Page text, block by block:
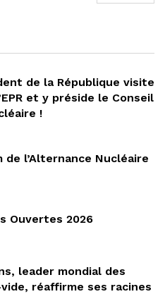
de la République visite
et y préside le Conseil
!
de l’Alternance Nucléaire
Ouvertes 2026
leader mondial des
réaffirme ses racines